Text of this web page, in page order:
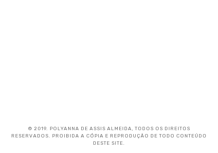
© 2019. POLYANNA DE ASSIS ALMEIDA, TODOS OS DIREITOS
RESERVADOS. PROIBIDA A CÓPIA E REPRODUÇÃO DE TODO CONTEÚDO
DESTE SITE.